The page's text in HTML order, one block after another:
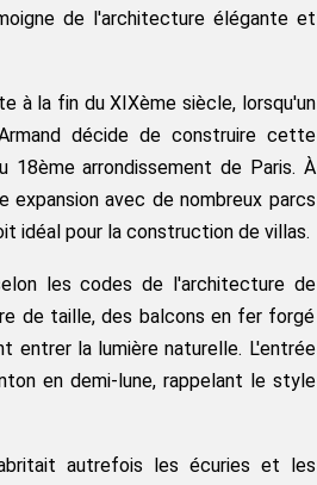
de l'architecture élégante et
à la fin du XIXème siècle, lorsqu'un
décide de construire cette
18ème arrondissement de Paris. À
expansion avec de nombreux parcs
idéal pour la construction de villas.
les codes de l'architecture de
de taille, des balcons en fer forgé
entrer la lumière naturelle. L'entrée
en demi-lune, rappelant le style
autrefois les écuries et les